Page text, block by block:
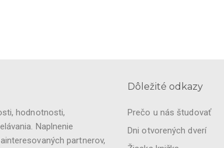
hodnotnosti,
Naplnenie
partnerov,
Dôležité odkazy
Prečo u nás študovať
Dni otvorených dverí